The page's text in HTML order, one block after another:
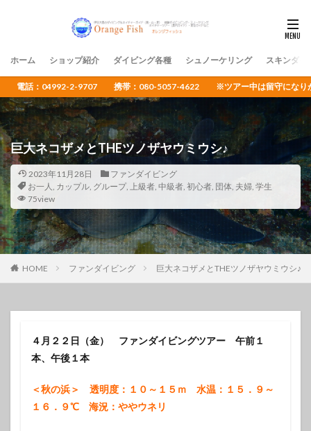
ホーム ショップ紹介 ダイビング各種 シュノーケリング スキンダイ
電話：04992-2-9707 携帯：080-5057-4622 ※ツアー中は留守になりがち
巨大ネコザメとTHEツノザヤウミウシ♪
2023年11月28日
ファンダイビング
お一人, カップル, グループ, 上級者, 中級者, 初心者, 団体, 夫婦, 学生
75view
HOME ファンダイビング 巨大ネコザメとTHEツノザヤウミウシ♪
４月２２日（金） ファンダイビングツアー 午前１
本、午後１本
＜秋の浜＞ 透明度：１０～１５ｍ 水温：１５．９～
１６．９℃ 海況：ややウネリ